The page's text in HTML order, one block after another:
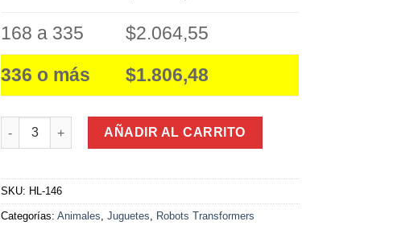
168 a 335 $2.064,55
336 o más $1.806,48
Animales de la Selva en Bolsa 20Pcs cantidad
AÑADIR AL CARRITO
SKU: HL-146
Categorías:Animales,Juguetes, Robots Transformers